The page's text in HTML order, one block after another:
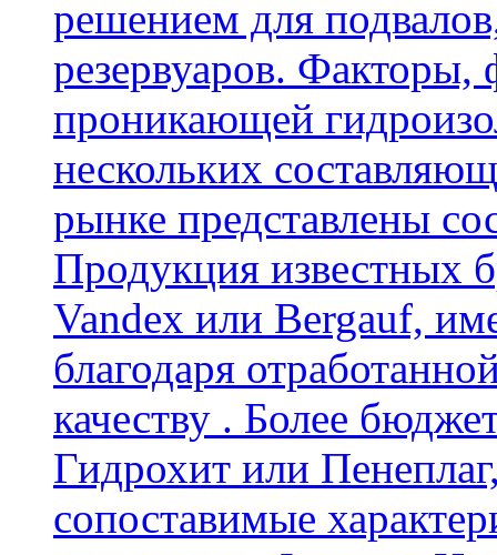
решением для
резервуаров.
проникающей
нескольких
рынке представлены
Продукция известных
Vandex или Bergauf,
благодаря
качеству . Более
Гидрохит или
сопоставимые